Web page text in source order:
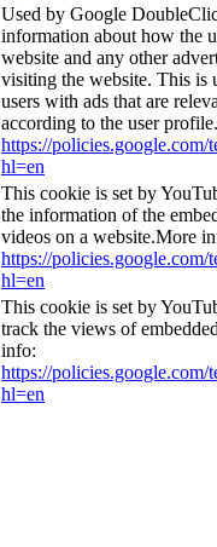
Used by Google
information about how the
website and any other
visiting the website. This is
users with ads that are
according to the user
https://policies.google.com/
hl=en
This cookie is set by
the information of the
videos on a website.More
https://policies.google.com/
hl=en
This cookie is set by
track the views of
info:
https://policies.google.com/
hl=en